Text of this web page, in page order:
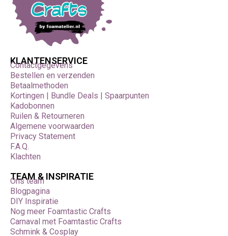
KLANTENSERVICE
Contactgegevens
Bestellen en verzenden
Betaalmethoden
Kortingen | Bundle Deals | Spaarpunten
Kadobonnen
Ruilen & Retourneren
Algemene voorwaarden
Privacy Statement
F.A.Q.
Klachten
TEAM & INSPIRATIE
Ons team
Blogpagina
DIY Inspiratie
Nog meer Foamtastic Crafts
Carnaval met Foamtastic Crafts
Schmink & Cosplay